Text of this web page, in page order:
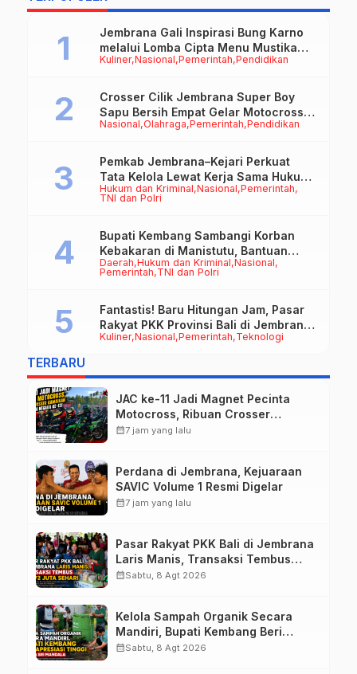
Kuliner Nasional Pemerintah Pendidikan
Jembrana Gali Inspirasi Bung Karno
melalui Lomba Cipta Menu Mustika
Rasa
Nasional Olahraga Pemerintah Pendidikan
Crosser Cilik Jembrana Super Boy
Sapu Bersih Empat Gelar Motocross
50cc
Hukum dan Kriminal Nasional Pemerintah
TNI dan Polri
Pemkab Jembrana–Kejari Perkuat
Tata Kelola Lewat Kerja Sama Hukum
Datun
Daerah Hukum dan Kriminal Nasional
Pemerintah TNI dan Polri
Bupati Kembang Sambangi Korban
Kebakaran di Manistutu, Bantuan
Disalurkan untuk Ringankan Beban
Kuliner Nasional Pemerintah Teknologi
Fantastis! Baru Hitungan Jam, Pasar
Rakyat PKK Provinsi Bali di Jembrana
Raup Omzet Ratusan Juta
TERBARU
JAC ke-11 Jadi Magnet Pecinta
Motocross, Ribuan Crosser
Ramaikan HUT Kota Negara ke-131
calendar_month7 jam yang lalu
Perdana di Jembrana, Kejuaraan
SAVIC Volume 1 Resmi Digelar
calendar_month7 jam yang lalu
Pasar Rakyat PKK Bali di Jembrana
Laris Manis, Transaksi Tembus
Rp.672 Juta Sehari
calendar_monthSabtu, 8 Agt 2026
Kelola Sampah Organik Secara
Mandiri, Bupati Kembang Beri
Apresiasi Tinggi Warga Sri
calendar_monthSabtu, 8 Agt 2026